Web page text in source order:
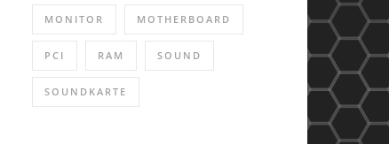
MONITOR MOTHERBOARD
PCI RAM SOUND
SOUNDKARTE